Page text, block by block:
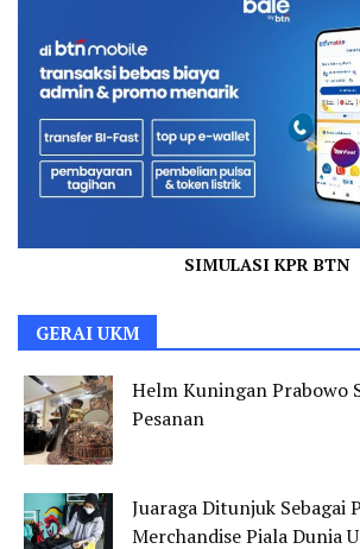
SIMULASI KPR BTN
GERAI UKM
Helm Kuningan Prabowo
Pesanan
Juaraga Ditunjuk Sebagai
Merchandise Piala Dunia